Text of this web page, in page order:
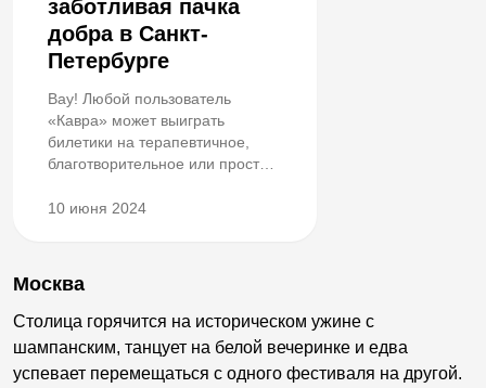
заботливая пачка
добра в Санкт-
Петербурге
Вау! Любой пользователь
«Кавра» может выиграть
билетики на терапевтичное,
благотворительное или просто
заботой о себе и других.
10 июня 2024
Москва
Столица горячится на историческом ужине с
шампанским, танцует на белой вечеринке и едва
успевает перемещаться с одного фестиваля на другой.